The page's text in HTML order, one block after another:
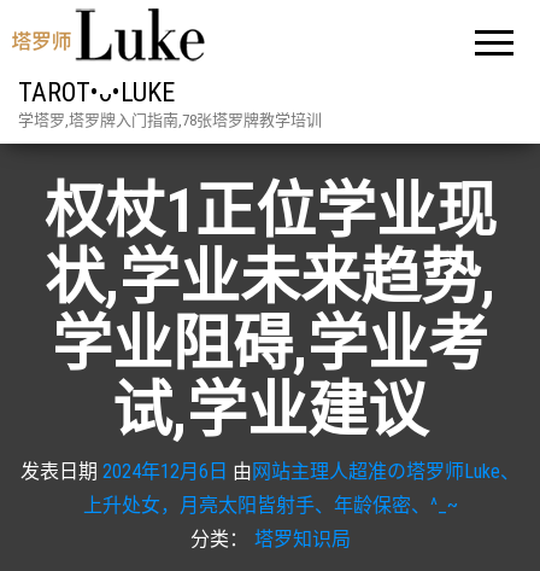
TAROT•ᴗ•LUKE
学塔罗,塔罗牌入门指南,78张塔罗牌教学培训
权杖1正位学业现
状,学业未来趋势,
学业阻碍,学业考
试,学业建议
发表日期 2024年12月6日 由网站主理人超准の塔罗师Luke、
上升处女，月亮太阳皆射手、年龄保密、^_~
分类：
塔罗知识局